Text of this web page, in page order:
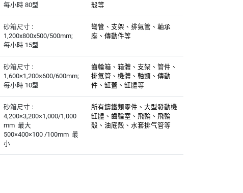
每小時 80型
殼等
砂箱尺寸 :
1,200x800x500/500mm;
每小時 15型
彎管、支架、排氣管、軸承
座、傳動件等
砂箱尺寸 :
1,600×1,200×600/600mm;
每小時 10型
齒輪箱、箱體、支架、管件、
排氣管、機體、軸類、傳動
件、缸蓋、缸體等
砂箱尺寸 :
4,200×3,200×1,000/1,000
mm 最大
500×400×100 /100mm 最
小
所有鑄鐵類零件、大型發動機
缸體、齒輪室、飛輪、飛輪
殼、油底殼、水套排气管等